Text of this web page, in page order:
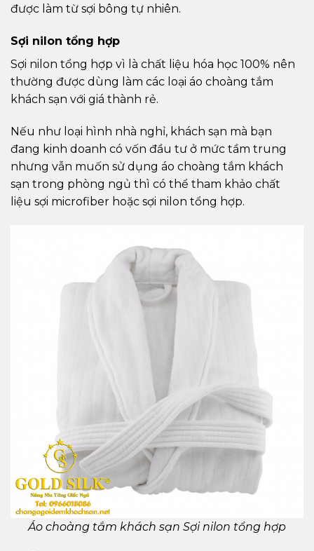
được làm từ sợi bông tự nhiên.
Sợi nilon tổng hợp
Sợi nilon tổng hợp vì là chất liệu hóa học 100% nên
thường được dùng làm các loại áo choàng tắm
khách sạn với giá thành rẻ.
Nếu như loại hình nhà nghỉ, khách sạn mà bạn
đang kinh doanh có vốn đầu tư ở mức tầm trung
nhưng vẫn muốn sử dụng áo choàng tắm khách
sạn trong phòng ngủ thì có thể tham khảo chất
liệu sợi microfiber hoặc sợi nilon tổng hợp.
Áo choàng tắm khách sạn Sợi nilon tổng hợp